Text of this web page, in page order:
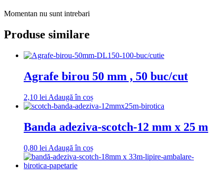
Momentan nu sunt intrebari
Produse similare
Agrafe birou 50 mm , 50 buc/cut
2,10 lei Adaugă în coș
Banda adeziva-scotch-12 mm x 25 m
0,80 lei Adaugă în coș